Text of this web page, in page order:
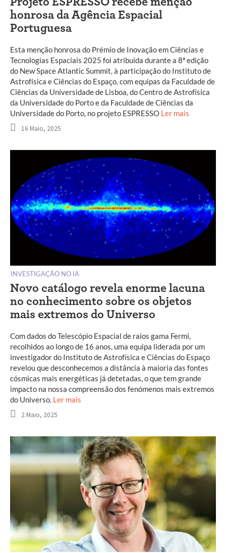
honrosa da Agência Espacial
Portuguesa
Esta menção honrosa do Prémio de Inovação em Ciências e
Tecnologias Espaciais 2025 foi atribuída durante a 8ª edição
do New Space Atlantic Summit, à participação do Instituto de
Astrofísica e Ciências do Espaço, com equipas da Faculdade de
Ciências da Universidade de Lisboa, do Centro de Astrofísica
da Universidade do Porto e da Faculdade de Ciências da
Universidade do Porto, no projeto ESPRESSO Ler mais
16 Maio, 2025
INVESTIGAÇÃO NO IA
Novo catálogo revela enorme lacuna
no conhecimento sobre os objetos
mais extremos do Universo
Com dados do Telescópio Espacial de raios gama Fermi,
recolhidos ao longo de 16 anos, uma equipa liderada por um
investigador do Instituto de Astrofísica e Ciências do Espaço
revelou que desconhecemos a distância à maioria das fontes
cósmicas mais energéticas já detetadas, o que tem grande
impacto na nossa compreensão dos fenómenos mais extremos
do Universo. Ler mais
2 Maio, 2025